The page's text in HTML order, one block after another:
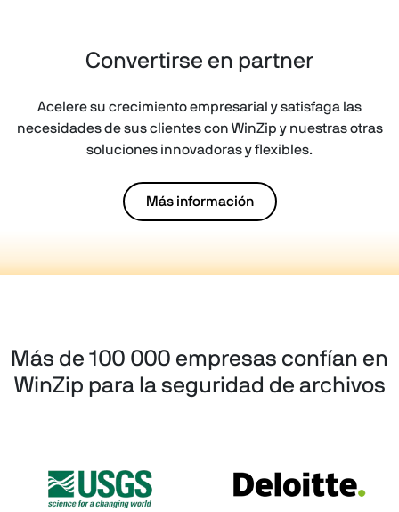
Convertirse en partner
Acelere su crecimiento empresarial y satisfaga las
necesidades de sus clientes con WinZip y nuestras otras
soluciones innovadoras y flexibles.
Más información
Más de 100 000 empresas confían en
WinZip para la seguridad de archivos